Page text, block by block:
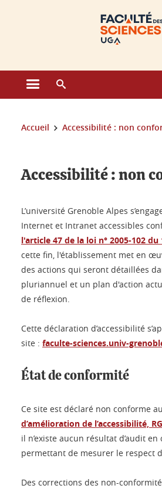
Ouvrir le menu principal
Vous êtes ici :
Accueil Accessibilité : non
Accessibilité : non
L’université Grenoble Alpes
Internet et Intranet accessibles
l'article 47 de la loi n° 2005-102 du
cette fin, l'établissement met en
des actions qui seront détaillées
pluriannuel et un plan d'action
de réflexion.
Cette déclaration d’accessibilité
site : faculte-sciences.univ-
État de conformité
Ce site est déclaré non conforme au
d’amélioration de l’accessibilité,
il n’existe aucun résultat d’audit
permettant de mesurer le respect
Des corrections des non-